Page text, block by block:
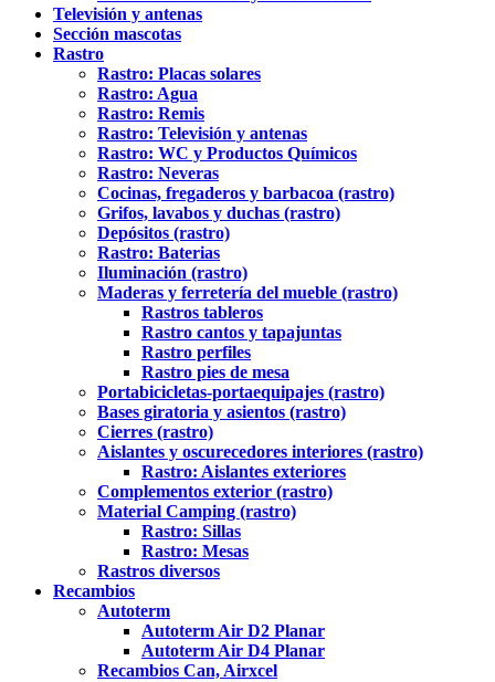
Televisión y antenas
Sección mascotas
Rastro
Rastro: Placas solares
Rastro: Agua
Rastro: Remis
Rastro: Televisión y antenas
Rastro: WC y Productos Químicos
Rastro: Neveras
Cocinas, fregaderos y barbacoa (rastro)
Grifos, lavabos y duchas (rastro)
Depósitos (rastro)
Rastro: Baterias
Iluminación (rastro)
Maderas y ferretería del mueble (rastro)
Rastros tableros
Rastro cantos y tapajuntas
Rastro perfiles
Rastro pies de mesa
Portabicicletas-portaequipajes (rastro)
Bases giratoria y asientos (rastro)
Cierres (rastro)
Aislantes y oscurecedores interiores (rastro)
Rastro: Aislantes exteriores
Complementos exterior (rastro)
Material Camping (rastro)
Rastro: Sillas
Rastro: Mesas
Rastros diversos
Recambios
Autoterm
Autoterm Air D2 Planar
Autoterm Air D4 Planar
Recambios Can, Airxcel